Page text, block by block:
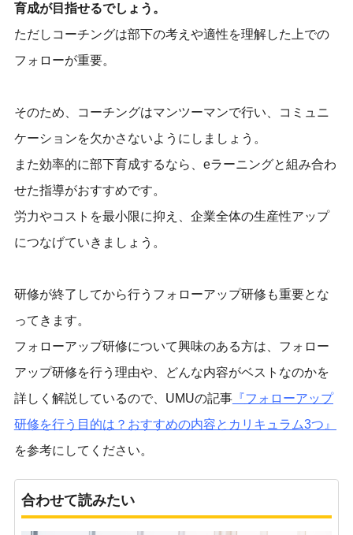
育成が目指せるでしょう。
ただしコーチングは部下の考えや適性を理解した上での
フォローが重要。
そのため、コーチングはマンツーマンで行い、コミュニ
ケーションを欠かさないようにしましょう。
また効率的に部下育成するなら、eラーニングと組み合わ
せた指導がおすすめです。
労力やコストを最小限に抑え、企業全体の生産性アップ
につなげていきましょう。
研修が終了してから行うフォローアップ研修も重要とな
ってきます。
フォローアップ研修について興味のある方は、フォロー
アップ研修を行う理由や、どんな内容がベストなのかを
詳しく解説しているので、UMUの記事『フォローアップ
研修を行う目的は？おすすめの内容とカリキュラム3つ 』
を参考にしてください。
合わせて読みたい